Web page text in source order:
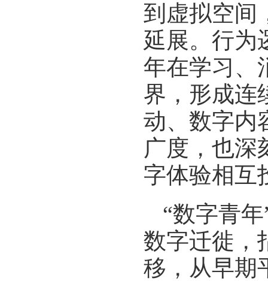
到虚拟空间
延展。行为
年在学习、
界，形成连
动、数字内
广度，也深
字体验相互
“数字青
数字迁徙，
移，从早期